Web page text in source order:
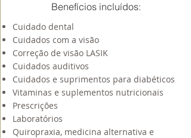
Benefícios incluídos:
Cuidado dental
Cuidados com a visão
Correção de visão LASIK
Cuidados auditivos
Cuidados e suprimentos para diabéticos
Vitaminas e suplementos nutricionais
Prescrições
Laboratórios
Quiropraxia, medicina alternativa e